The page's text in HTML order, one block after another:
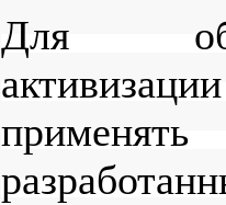
Для